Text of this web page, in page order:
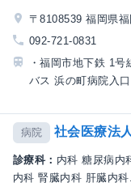
〒8108539 福岡県
092-721-0831
・福岡市地下鉄 1
バス 浜の町病院入
病院 社会医療法
診療科： 内科 糖尿病内
内科 腎臓内科 肝臓内